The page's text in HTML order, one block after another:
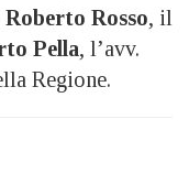
Roberto Rosso, il
Pella, l’avv.
Regione.